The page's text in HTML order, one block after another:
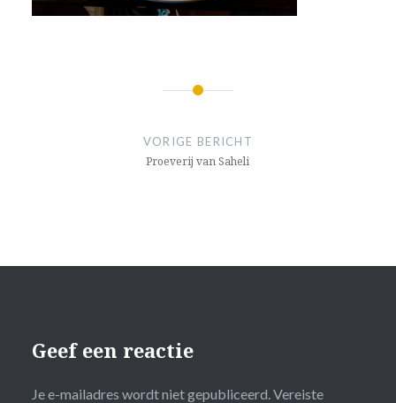
VORIGE BERICHT
Proeverij van Saheli
Geef een reactie
Je e-mailadres wordt niet gepubliceerd. Vereiste